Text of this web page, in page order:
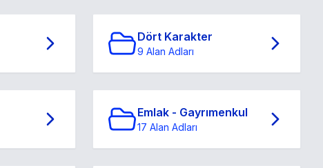
Dört Karakter
9 Alan Adları
Emlak - Gayrımenkul
17 Alan Adları